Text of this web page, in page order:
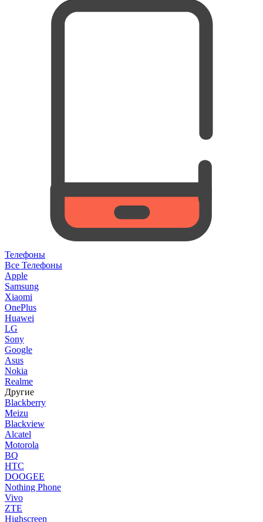
Телефоны
Все Телефоны
Apple
Samsung
Xiaomi
OnePlus
Huawei
LG
Sony
Google
Asus
Nokia
Realme
Другие
Blackberry
Meizu
Blackview
Alcatel
Motorola
BQ
HTC
DOOGEE
Nothing Phone
Vivo
ZTE
Highscreen